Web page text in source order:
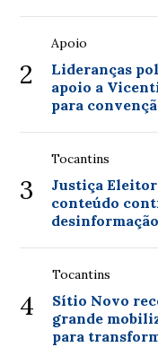
2
Apoio
Lideranças
apoio a
para
3
Tocantins
Justiça
conteúdo
desinformação
4
Tocantins
Sítio Novo
grande
para